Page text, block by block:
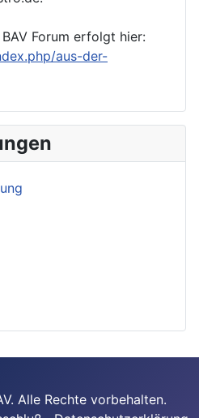
Forum erfolgt hier:
aus-der-
Alle Rechte vorbehalten.